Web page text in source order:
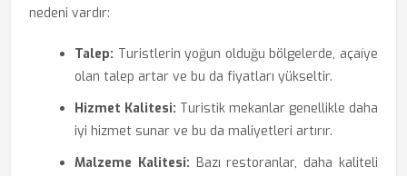
nedeni vardır:
Talep: Turistlerin yoğun olduğu bölgelerde, açaíye
olan talep artar ve bu da fiyatları yükseltir.
Hizmet Kalitesi: Turistik mekanlar genellikle daha
iyi hizmet sunar ve bu da maliyetleri artırır.
Malzeme Kalitesi: Bazı restoranlar, daha kaliteli